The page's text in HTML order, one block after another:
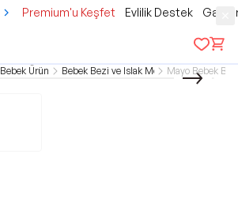
Premium'u Keşfet Evlilik Destek
Bebek Ürünleri Bebek Bezi ve Islak MendilMayo Bebek